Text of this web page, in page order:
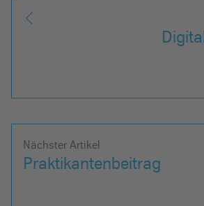
Nächster Artikel
Praktikantenbeitrag